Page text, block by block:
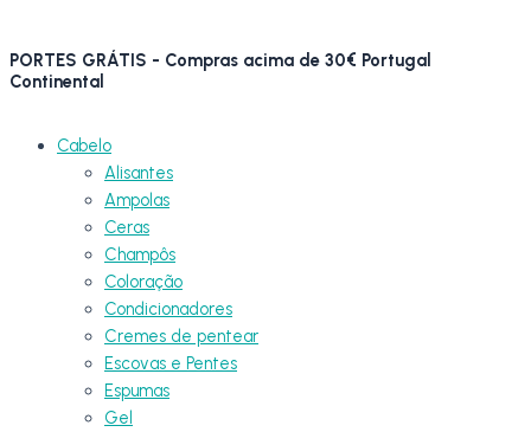
to
content
PORTES GRÁTIS - Compras acima de 30€ Portugal
Continental
Cabelo
Alisantes
Ampolas
Ceras
Champôs
Coloração
Condicionadores
Cremes de pentear
Escovas e Pentes
Espumas
Gel